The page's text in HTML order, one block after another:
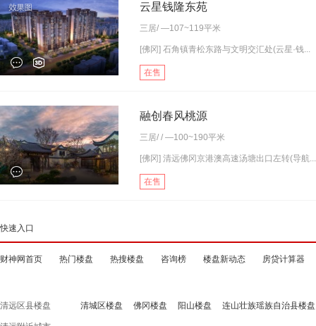
云星钱隆东苑
三居/ —107~119平米
[佛冈] 石角镇青松东路与文明交汇处(云星·钱...
在售
融创春风桃源
三居/ / —100~190平米
[佛冈] 清远佛冈京港澳高速汤塘出口左转(导航...
在售
快速入口
财神网首页 热门楼盘 热搜楼盘 咨询榜 楼盘新动态 房贷计算器
清远区县楼盘 清城区楼盘 佛冈楼盘 阳山楼盘 连山壮族瑶族自治县楼盘